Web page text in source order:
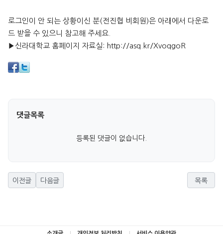
로그인이 안 되는 상황이신 분(전진협 비회원)은 아래에서 다운로
드 받을 수 있으니 참고해 주세요.
▶신라대학교 홈페이지 자료실: http://asq.kr/XvoqgoR
댓글목록
등록된 댓글이 없습니다.
이전글 다음글 목록